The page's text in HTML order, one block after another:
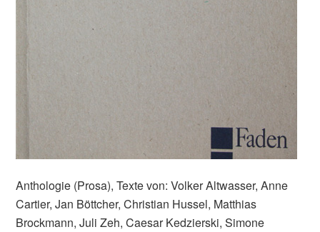
Anthologie (Prosa), Texte von: Volker Altwasser, Anne
Cartier, Jan Böttcher, Christian Hussel, Matthias
Brockmann, Juli Zeh, Caesar Kedzierski, Simone